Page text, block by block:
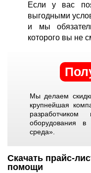
Если у вас
выгодными
и мы
которого вы не
Мы делаем
крупнейшая
оборудования в
среда».
Скачать прайс-
помощи